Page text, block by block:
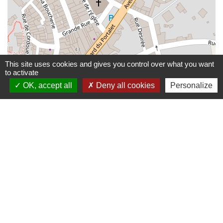
Leaflet
© OpenStreetMap
This site uses cookies and gives you control over what you want
to activate
OK, accept all
Deny all cookies Personalize